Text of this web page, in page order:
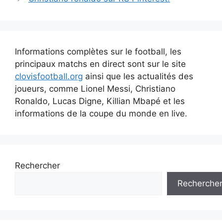
Informations complètes sur le football, les
principaux matchs en direct sont sur le site
clovisfootball.org ainsi que les actualités des
joueurs, comme Lionel Messi, Christiano
Ronaldo, Lucas Digne, Killian Mbapé et les
informations de la coupe du monde en live.
Rechercher
Rechercher